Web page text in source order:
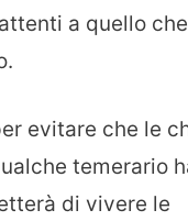
a quello che
evitare che le
temerario
di vivere le